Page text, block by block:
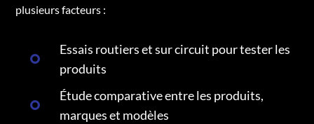
plusieurs facteurs :
Essais routiers et sur circuit pour tester les
produits
Étude comparative entre les produits,
marques et modèles